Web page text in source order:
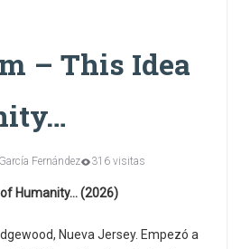
– This Idea
Fernández 316 visitas
Humanity… (2026)
Nueva Jersey. Empezó a